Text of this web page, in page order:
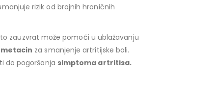
rizik od brojnih hroničnih
zauzvrat može pomoći u ublažavanju
za smanjenje artritijske boli.
do pogoršanja simptoma artritisa.